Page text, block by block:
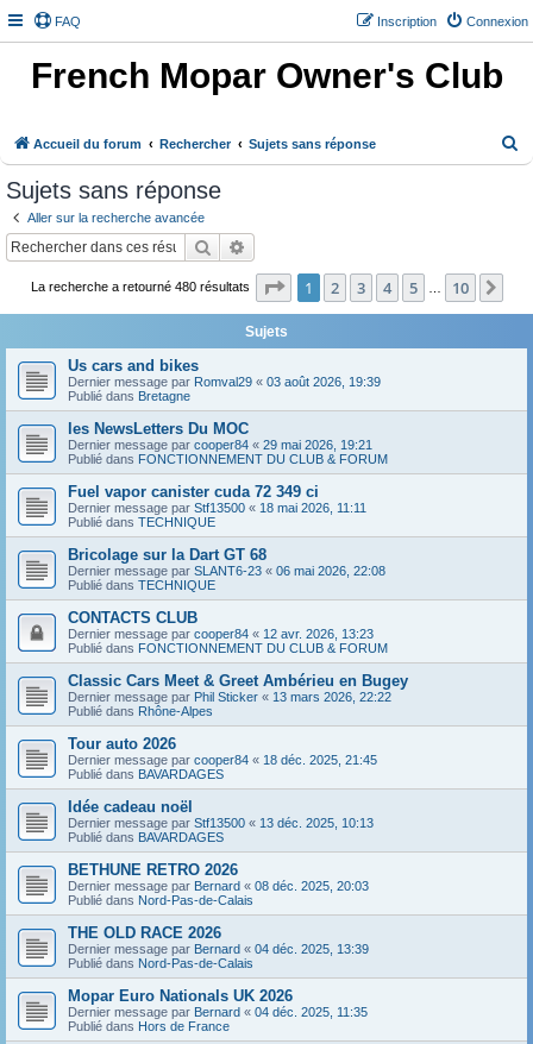
FAQ Connexion
Inscription
French Mopar Owner's Club
Accueil du forum Rechercher Sujets sans réponse
c
Sujets sans réponse
Aller sur la recherche avancée
Rechercher
La recherche a retourné 480 résultats Page 1sur10
1 2 3 4 5 10
Sujets
Us cars and bikes
Dernier message par Romval29 « 03 août 2026, 19:39
Publié dans Bretagne
les NewsLetters Du MOC
Dernier message par cooper84 « 29 mai 2026, 19:21
Publié dans FONCTIONNEMENT DU CLUB & FORUM
Fuel vapor canister cuda 72 349 ci
Dernier message par Stf13500 « 18 mai 2026, 11:11
Publié dans TECHNIQUE
Bricolage sur la Dart GT 68
Dernier message par SLANT6-23 « 06 mai 2026, 22:08
Publié dans TECHNIQUE
CONTACTS CLUB
Dernier message par cooper84 « 12 avr. 2026, 13:23
Publié dans FONCTIONNEMENT DU CLUB & FORUM
Classic Cars Meet & Greet Ambérieu en Bugey
Dernier message par Phil Sticker « 13 mars 2026, 22:22
Publié dans Rhône-Alpes
Tour auto 2026
Dernier message par cooper84 « 18 déc. 2025, 21:45
Publié dans BAVARDAGES
Idée cadeau noël
Dernier message par Stf13500 « 13 déc. 2025, 10:13
Publié dans BAVARDAGES
BETHUNE RETRO 2026
Dernier message par Bernard « 08 déc. 2025, 20:03
Publié dans Nord-Pas-de-Calais
THE OLD RACE 2026
Dernier message par Bernard « 04 déc. 2025, 13:39
Publié dans Nord-Pas-de-Calais
Mopar Euro Nationals UK 2026
Dernier message par Bernard « 04 déc. 2025, 11:35
Publié dans Hors de France